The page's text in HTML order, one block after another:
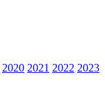
2020 2021 2022 2023